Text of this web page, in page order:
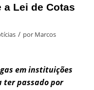
a Lei de Cotas
/ por Marcos
em instituições
ter passado por